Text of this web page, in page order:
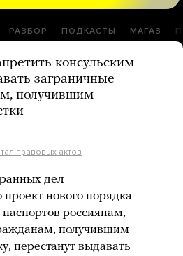
РАЗБОР ПОДКАСТЫ МАГАЗ
консульским
заграничные
получившим
правовых актов
дел
нового порядка
россиянам,
получившим
перестанут выдавать